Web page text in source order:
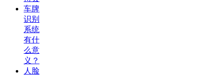
车牌
识别
系统
有什
么意
义？
人脸